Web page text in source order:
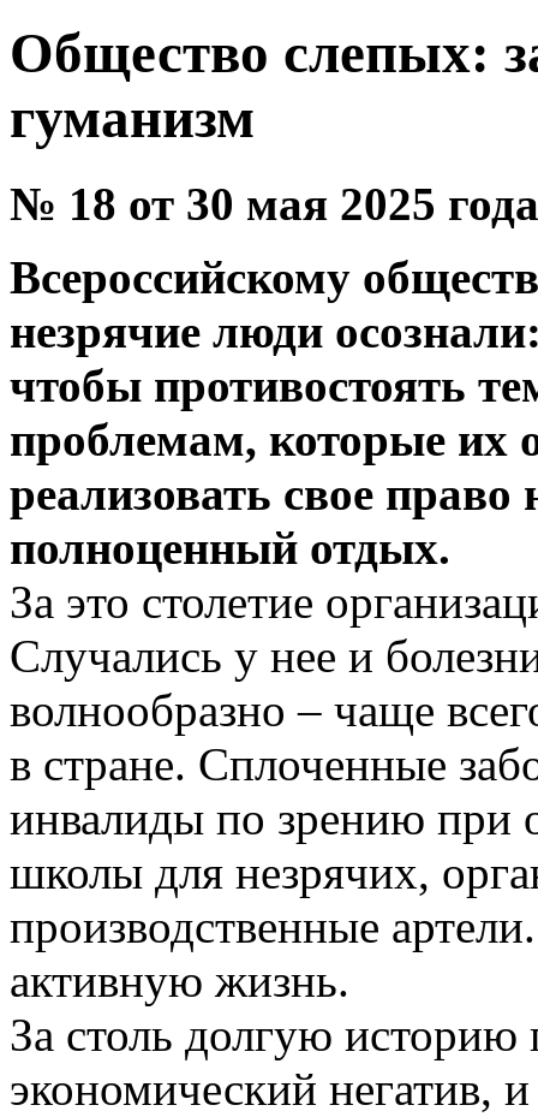
Общество слепых:
гуманизм
№ 18 от 30 мая 2025
Всероссийскому
незрячие люди
чтобы противостоять
проблемам, которые их
реализовать свое право
полноценный отдых.
За это столетие
Случались у нее и
волнообразно – чаще
в стране. Сплоченные
инвалиды по зрению при
школы для незрячих,
производ­ственные
активную жизнь.
За столь долгую историю
экономический негатив,